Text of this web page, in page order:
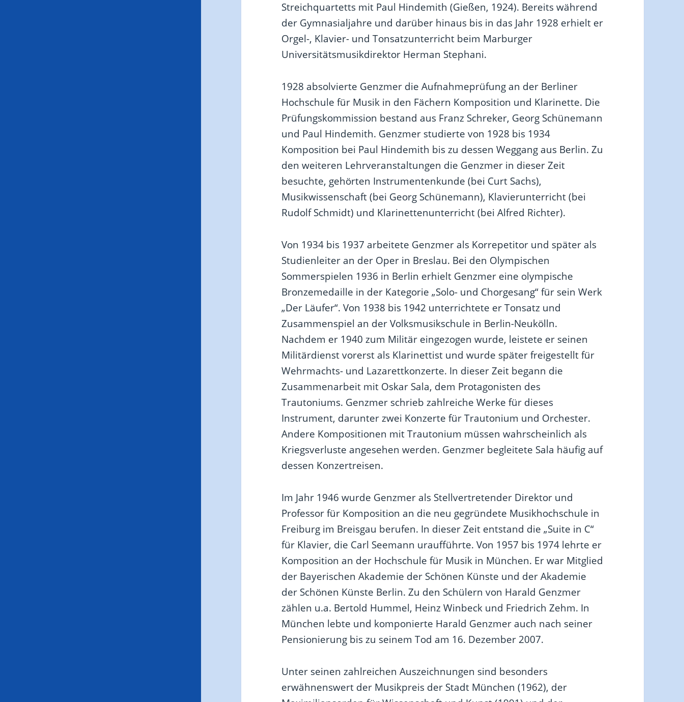
Streichquartetts mit Paul Hindemith (Gießen, 1924). Bereits während
der Gymnasialjahre und darüber hinaus bis in das Jahr 1928 erhielt er
Orgel-, Klavier- und Tonsatzunterricht beim Marburger
Universitätsmusikdirektor Herman Stephani.
1928 absolvierte Genzmer die Aufnahmeprüfung an der Berliner
Hochschule für Musik in den Fächern Komposition und Klarinette. Die
Prüfungskommission bestand aus Franz Schreker, Georg Schünemann
und Paul Hindemith. Genzmer studierte von 1928 bis 1934
Komposition bei Paul Hindemith bis zu dessen Weggang aus Berlin. Zu
den weiteren Lehrveranstaltungen die Genzmer in dieser Zeit
besuchte, gehörten Instrumentenkunde (bei Curt Sachs),
Musikwissenschaft (bei Georg Schünemann), Klavierunterricht (bei
Rudolf Schmidt) und Klarinettenunterricht (bei Alfred Richter).
Von 1934 bis 1937 arbeitete Genzmer als Korrepetitor und später als
Studienleiter an der Oper in Breslau. Bei den Olympischen
Sommerspielen 1936 in Berlin erhielt Genzmer eine olympische
Bronzemedaille in der Kategorie „Solo- und Chorgesang“ für sein Werk
„Der Läufer“. Von 1938 bis 1942 unterrichtete er Tonsatz und
Zusammenspiel an der Volksmusikschule in Berlin-Neukölln.
Nachdem er 1940 zum Militär eingezogen wurde, leistete er seinen
Militärdienst vorerst als Klarinettist und wurde später freigestellt für
Wehrmachts- und Lazarettkonzerte. In dieser Zeit begann die
Zusammenarbeit mit Oskar Sala, dem Protagonisten des
Trautoniums. Genzmer schrieb zahlreiche Werke für dieses
Instrument, darunter zwei Konzerte für Trautonium und Orchester.
Andere Kompositionen mit Trautonium müssen wahrscheinlich als
Kriegsverluste angesehen werden. Genzmer begleitete Sala häufig auf
dessen Konzertreisen.
Im Jahr 1946 wurde Genzmer als Stellvertretender Direktor und
Professor für Komposition an die neu gegründete Musikhochschule in
Freiburg im Breisgau berufen. In dieser Zeit entstand die „Suite in C“
für Klavier, die Carl Seemann uraufführte. Von 1957 bis 1974 lehrte er
Komposition an der Hochschule für Musik in München. Er war Mitglied
der Bayerischen Akademie der Schönen Künste und der Akademie
der Schönen Künste Berlin. Zu den Schülern von Harald Genzmer
zählen u.a. Bertold Hummel, Heinz Winbeck und Friedrich Zehm. In
München lebte und komponierte Harald Genzmer auch nach seiner
Pensionierung bis zu seinem Tod am 16. Dezember 2007.
Unter seinen zahlreichen Auszeichnungen sind besonders
erwähnenswert der Musikpreis der Stadt München (1962), der